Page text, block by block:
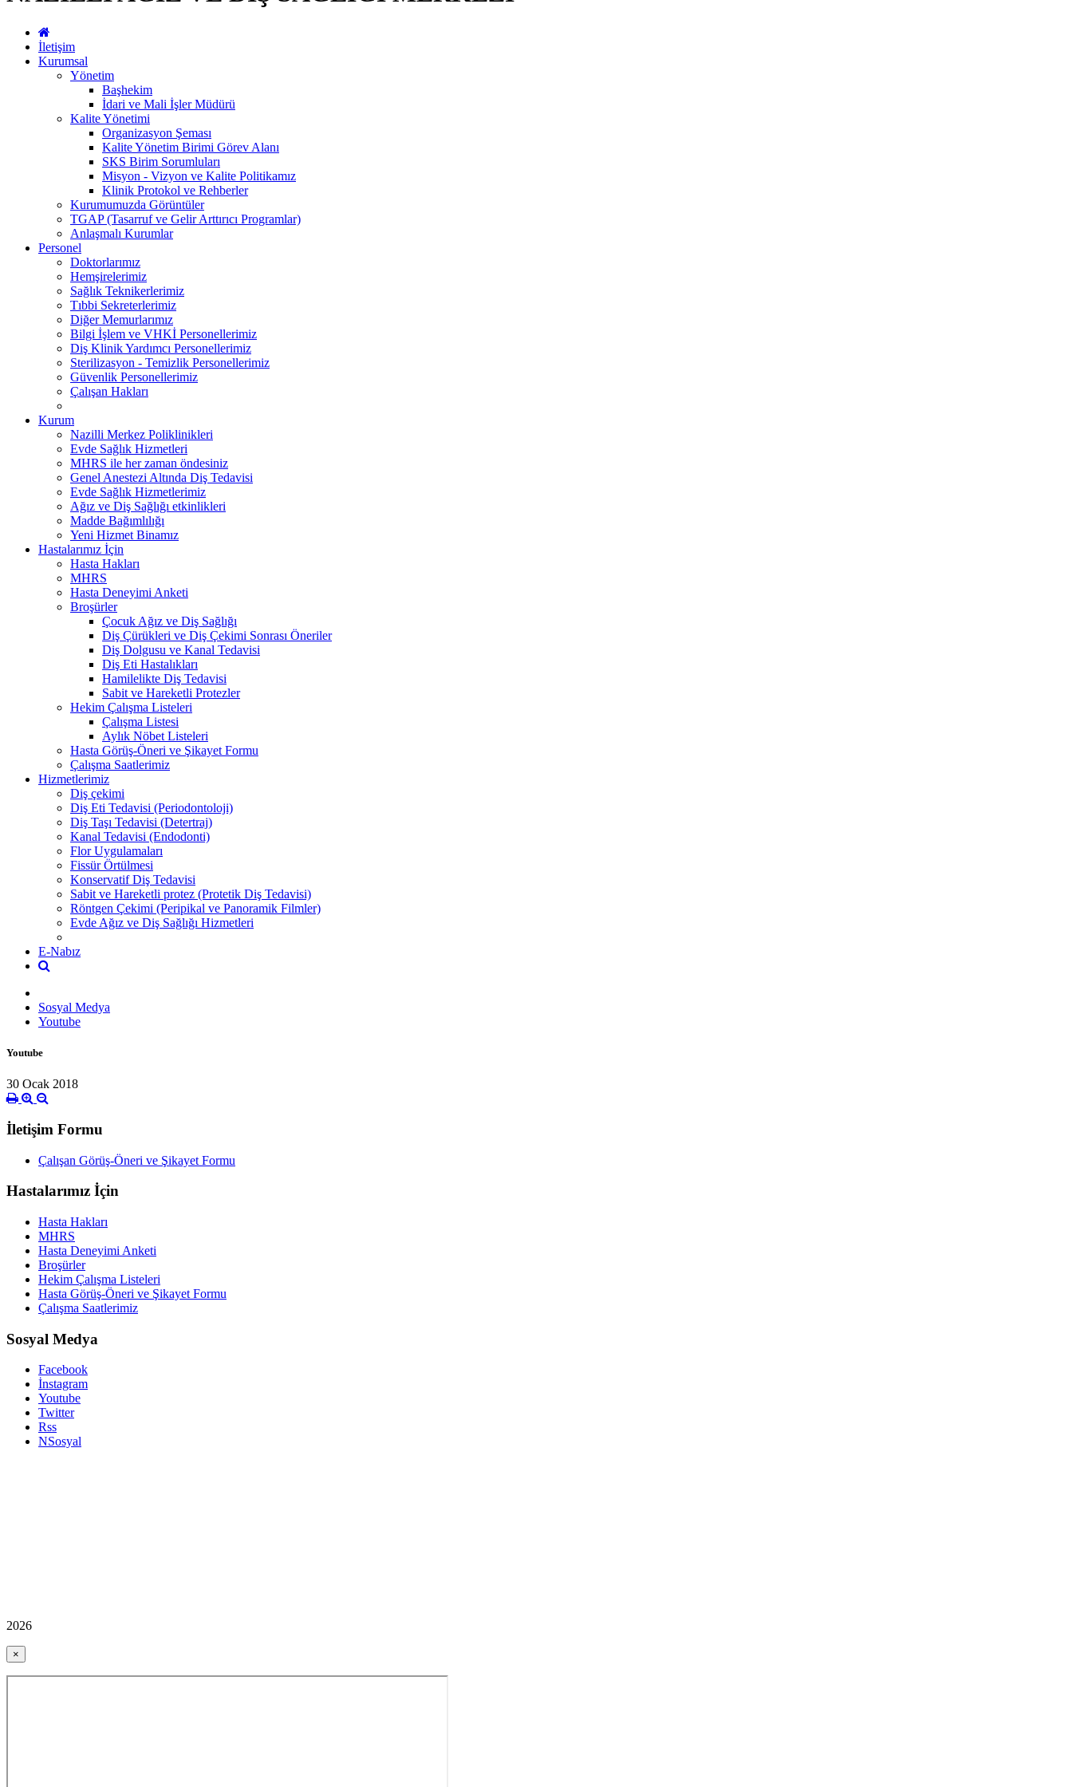
İletişim
Kurumsal
Yönetim
Başhekim
İdari ve Mali İşler Müdürü
Kalite Yönetimi
Organizasyon Şeması
Kalite Yönetim Birimi Görev Alanı
SKS Birim Sorumluları
Misyon - Vizyon ve Kalite Politikamız
Klinik Protokol ve Rehberler
Kurumumuzda Görüntüler
TGAP (Tasarruf ve Gelir Arttırıcı Programlar)
Anlaşmalı Kurumlar
Personel
Doktorlarımız
Hemşirelerimiz
Sağlık Teknikerlerimiz
Tıbbi Sekreterlerimiz
Diğer Memurlarımız
Bilgi İşlem ve VHKİ Personellerimiz
Diş Klinik Yardımcı Personellerimiz
Sterilizasyon - Temizlik Personellerimiz
Güvenlik Personellerimiz
Çalışan Hakları
Kurum
Nazilli Merkez Poliklinikleri
Evde Sağlık Hizmetleri
MHRS ile her zaman öndesiniz
Genel Anestezi Altında Diş Tedavisi
Evde Sağlık Hizmetlerimiz
Ağız ve Diş Sağlığı etkinlikleri
Madde Bağımlılığı
Yeni Hizmet Binamız
Hastalarımız İçin
Hasta Hakları
MHRS
Hasta Deneyimi Anketi
Broşürler
Çocuk Ağız ve Diş Sağlığı
Diş Çürükleri ve Diş Çekimi Sonrası Öneriler
Diş Dolgusu ve Kanal Tedavisi
Diş Eti Hastalıkları
Hamilelikte Diş Tedavisi
Sabit ve Hareketli Protezler
Hekim Çalışma Listeleri
Çalışma Listesi
Aylık Nöbet Listeleri
Hasta Görüş-Öneri ve Şikayet Formu
Çalışma Saatlerimiz
Hizmetlerimiz
Diş çekimi
Diş Eti Tedavisi (Periodontoloji)
Diş Taşı Tedavisi (Detertraj)
Kanal Tedavisi (Endodonti)
Flor Uygulamaları
Fissür Örtülmesi
Konservatif Diş Tedavisi
Sabit ve Hareketli protez (Protetik Diş Tedavisi)
Röntgen Çekimi (Peripikal ve Panoramik Filmler)
Evde Ağız ve Diş Sağlığı Hizmetleri
E-Nabız
Sosyal Medya
Youtube
Youtube
30 Ocak 2018
İletişim Formu
Çalışan Görüş-Öneri ve Şikayet Formu
Hastalarımız İçin
Hasta Hakları
MHRS
Hasta Deneyimi Anketi
Broşürler
Hekim Çalışma Listeleri
Hasta Görüş-Öneri ve Şikayet Formu
Çalışma Saatlerimiz
Sosyal Medya
Facebook
İnstagram
Youtube
Twitter
Rss
NSosyal
2026
×